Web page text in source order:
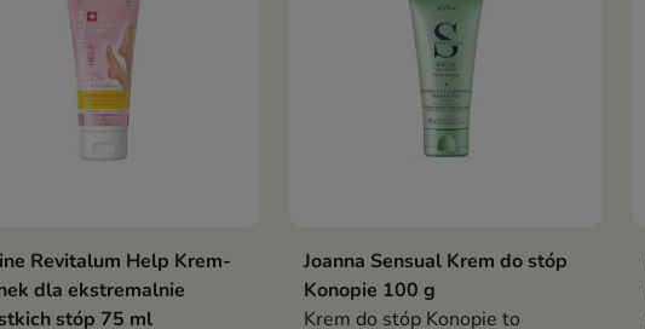
Dodaj do koszyka
Revitalum Help Krem-
dla ekstremalnie
stóp 75 ml
Dodaj do koszyka
Joanna Sensual Krem do stóp
Konopie 100 g
Krem do stóp Konopie to